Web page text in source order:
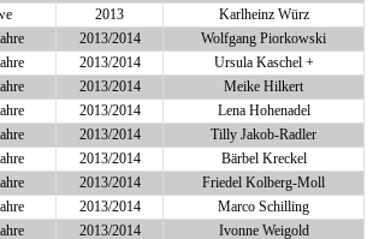
2013
Karlheinz Würz
2013/2014
Wolfgang Piorkowski
2013/2014
Ursula Kaschel +
2013/2014
Meike Hilkert
2013/2014
Lena Hohenadel
2013/2014
Tilly Jakob-Radler
2013/2014
Bärbel Kreckel
2013/2014
Friedel Kolberg-Moll
2013/2014
Marco Schilling
2013/2014 Ivonne Weigold